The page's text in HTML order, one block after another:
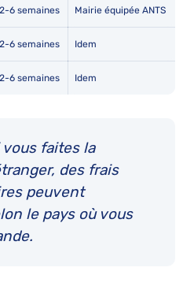
2-6 semaines Mairie équipée ANTS
2-6 semaines Idem
2-6 semaines Idem
faites la
des frais
peuvent
le pays où vous